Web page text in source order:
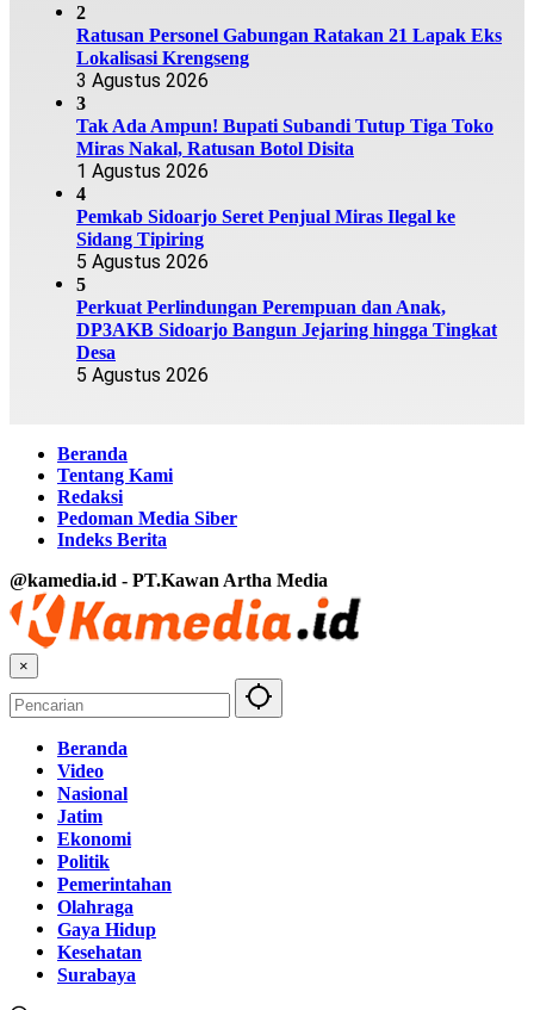
2
Ratusan Personel Gabungan Ratakan 21 Lapak Eks
Lokalisasi Krengseng
3 Agustus 2026
3
Tak Ada Ampun! Bupati Subandi Tutup Tiga Toko
Miras Nakal, Ratusan Botol Disita
1 Agustus 2026
4
Pemkab Sidoarjo Seret Penjual Miras Ilegal ke
Sidang Tipiring
5 Agustus 2026
5
Perkuat Perlindungan Perempuan dan Anak,
DP3AKB Sidoarjo Bangun Jejaring hingga Tingkat
Desa
5 Agustus 2026
Beranda
Tentang Kami
Redaksi
Pedoman Media Siber
Indeks Berita
@kamedia.id - PT.Kawan Artha Media
×
Beranda
Video
Nasional
Jatim
Ekonomi
Politik
Pemerintahan
Olahraga
Gaya Hidup
Kesehatan
Surabaya